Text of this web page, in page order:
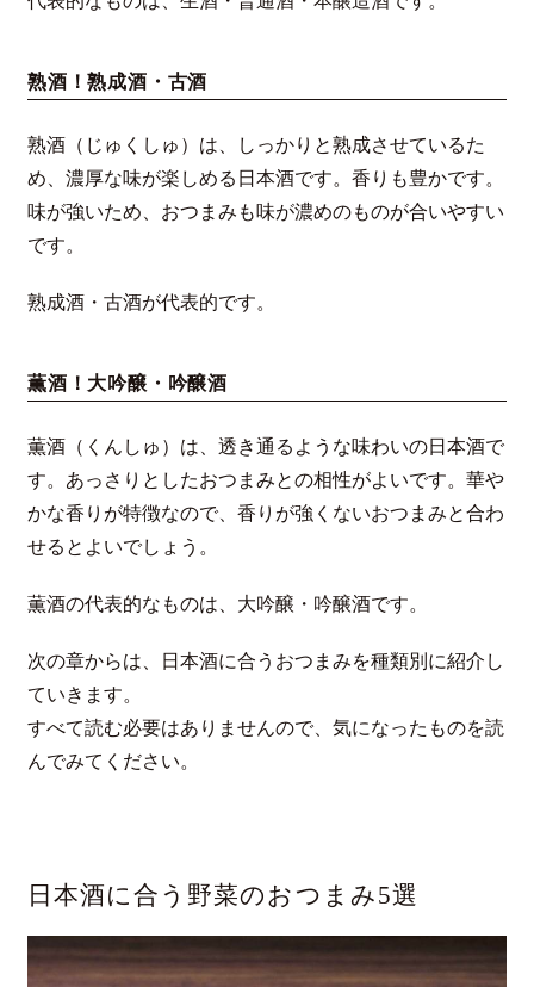
熟酒！熟成酒・古酒
熟酒（じゅくしゅ）は、しっかりと熟成させているた
め、濃厚な味が楽しめる日本酒です。香りも豊かです。
味が強いため、おつまみも味が濃めのものが合いやすい
です。
熟成酒・古酒が代表的です。
薫酒！大吟醸・吟醸酒
薫酒（くんしゅ）は、透き通るような味わいの日本酒で
す。あっさりとしたおつまみとの相性がよいです。華や
かな香りが特徴なので、香りが強くないおつまみと合わ
せるとよいでしょう。
薫酒の代表的なものは、大吟醸・吟醸酒です。
次の章からは、日本酒に合うおつまみを種類別に紹介し
ていきます。
すべて読む必要はありませんので、気になったものを読
んでみてください。
日本酒に合う野菜のおつまみ5選